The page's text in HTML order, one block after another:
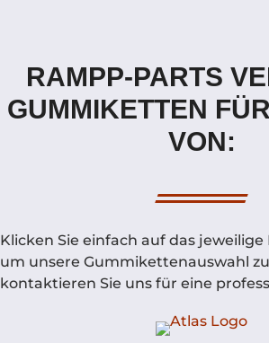
RAMPP-PARTS
GUMMIKETTEN
VON:
Klicken Sie einfach auf das
um unsere Gummikettenauswahl
kontaktieren Sie uns für eine